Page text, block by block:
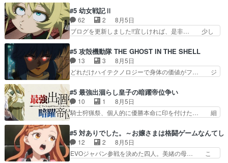
構エグいことするよな… ねぇ猫耳ガール、敵の根
城に乗り込む事を同… 世もや替えが利くと復活P
とは？！もう来週…
んじゃないですか。魔物の群を発見した… アマプ
ラにて視聴終わり！サーベルボア討伐… を言い訳
にしたくないものですねwボア狩り… 先生として
のベリルが好きだけど、今回みた… 4人だけでサ
ーベルボアが暴れてると聞い… ちょっと年齢の事
を言いすぎとゆーか言い訳… ベリルの母もやはり
只者じゃなかったかベリ…
#5 幼女戦記Ⅱ
62 2
8月5日
ブログを更新しました!!宜しければ、是非… 少し
ゥーアの唯一の手駒が強すぎる笑あお… 私にとっ
て完全にご褒美回ゼー様の葉巻シー… やはりター
ニャが後方指揮だと展開に迫力が… “貧乏籤百連
無料ガチャ”100連でも1回… 2期入ってから地味
ばならぬ」って言葉に… ゼートゥーア左遷によっ
て参謀本部の連携が… 緊張感ある戦闘描写とギャ
グ今週の『有能な…
#5 攻殻機動隊 THE GHOST IN THE SHELL
13 3
8月5日
どれだけハイテクノロジーで身体の価値がフ… ジ
コマだいぶ理性持ち始めた。この世界の… 原作読
んだのもう何年も前なのに、覚えてる… コイルの
汚職を突き止めるべくバトーの指導… やまとん1
号はどこの部分で使うのだろう？… 日本とロシア
primevideoで視聴しまし… 前回同様『イノセン
ス』を含む押井・神山版… 第５話「EPISODEラ
ストの母親の気持…
#5 最強出涸らし皇子の暗躍帝位争い
10 1
8月5日
騎士狩猟祭、個人的に優勝本命に印を付けた… 細
ナがチートすぎる笑アルは最初から自分… プラネ
ット・ウィズ展開アツいな「騎士狩猟… 麦茶どこ
ろかタイトル通り麦茶の出涸らしぐ… 第５話を
ABEMAで視聴しました。視聴に… 復讐に燃える
#5 対ありでした。～お嬢さまは格闘ゲームなんてし
12 2
8月5日
EVOジャパン参戦を決めた四人。美緒の母… こ